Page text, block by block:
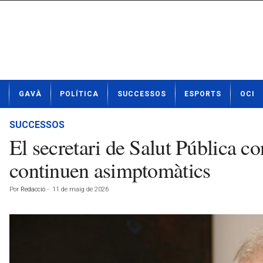
t
GAVÀ POLÍTICA SUCCESSOS ESPORTS OCI
SUCCESSOS
El secretari de Salut Pública
continuen asimptomàtics
Por Redacció - 11 de maig de 2026